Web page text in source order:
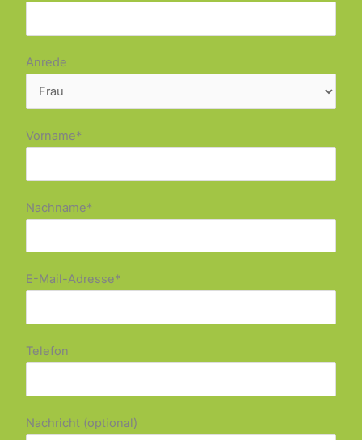
Anrede
Vorname*
Nachname*
E-Mail-Adresse*
Telefon
Nachricht (optional)